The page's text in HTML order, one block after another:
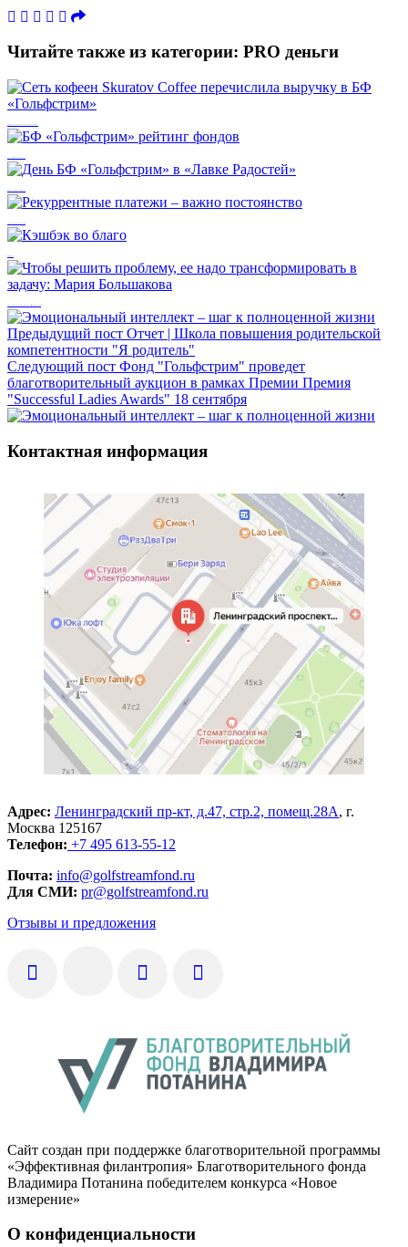
Читайте также из категории: PRO деньги
Предыдущий пост Отчет | Школа повышения родительской
компетентности "Я родитель"
Следующий пост Фонд "Гольфстрим" проведет
благотворительный аукцион в рамках Премии Премия
"Successful Ladies Awards" 18 сентября
Контактная информация
Адрес: Ленинградский пр-кт, д.47, стр.2, помещ.28А, г.
Москва 125167
Телефон: +7 495 613-55-12
Почта: info@golfstreamfond.ru
Для СМИ: pr@golfstreamfond.ru
Отзывы и предложения
Сайт создан при поддержке благотворительной программы
«Эффективная филантропия» Благотворительного фонда
Владимира Потанина победителем конкурса «Новое
измерение»
О конфиденциальности